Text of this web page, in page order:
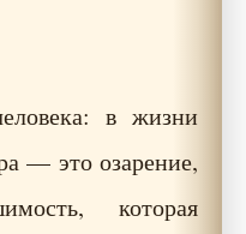
в жизни
— это озарение,
которая